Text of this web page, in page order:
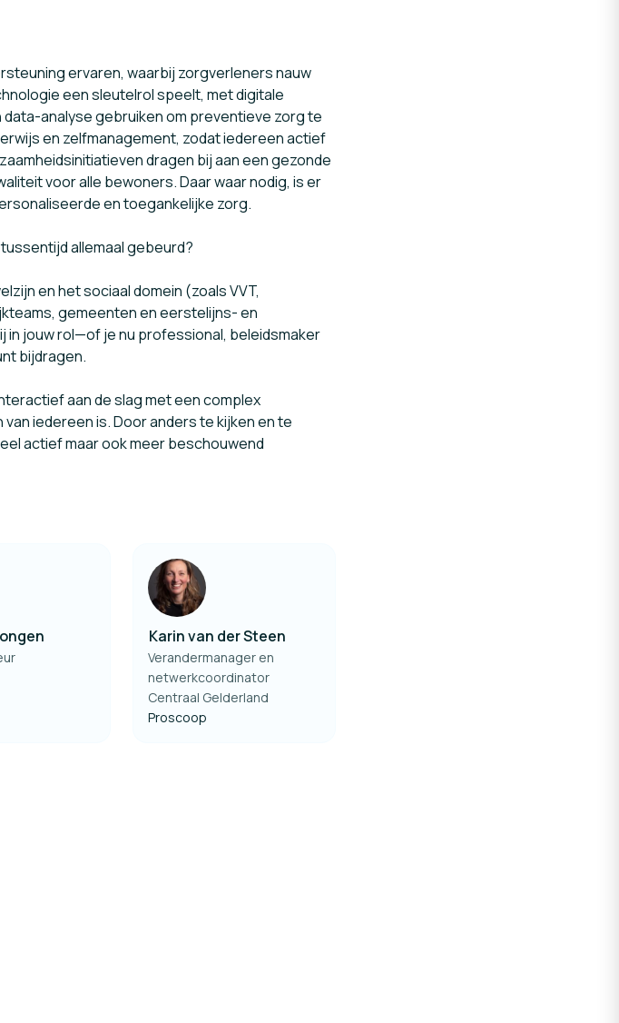
ervaren, waarbij zorgverleners nauw
een sleutelrol speelt, met digitale
analyse gebruiken om preventieve zorg te
en zelfmanagement, zodat iedereen actief
dragen bij aan een gezonde
voor alle bewoners. Daar waar nodig, is er
en toegankelijke zorg.
allemaal gebeurd?
en het sociaal domein (zoals VVT,
gemeenten en eerstelijns- en
in jouw rol—of je nu professional, beleidsmaker
bijdragen.
aan de slag met een complex
iedereen is. Door anders te kijken en te
actief maar ook meer beschouwend
Karin van der Steen
Verandermanager en
netwerkcoordinator
Centraal Gelderland
Proscoop